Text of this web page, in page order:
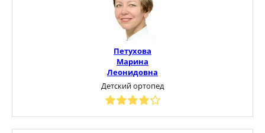
Петухова
Марина
Леонидовна
Детский ортопед